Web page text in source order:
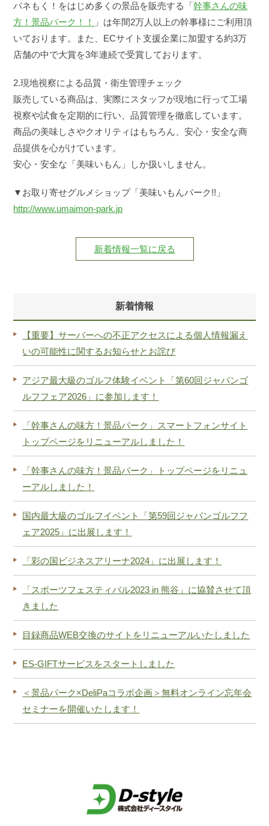
パネもく！をはじめ多くの景品を販売する「幹事さんの味
方！景品パーク！！
」は年間2万人以上の幹事様にご利用頂
いております。また、ECサイト支援企業に加盟する約3万
店舗の中で大賞を3年連続で受賞しております。
2.現地視察による品質・衛生管理チェック
販売している商品は、実際にスタッフが現地に行って工場
視察や試食を定期的に行い、品質管理を徹底しています。
商品の美味しさやクオリティはもちろん、安心・安全な商
品提供を心がけています。
安心・安全な「美味いもん」しか扱いしません。
▼お取り寄せグルメショップ「美味いもんパーク!!」
http://www.umaimon-park.jp
新着情報一覧に戻る
新着情報
【重要】サーバーへの不正アクセスによる個人情報漏え
いの可能性に関するお知らせとお詫び
アジア最大級のゴルフ体験イベント「第60回ジャパンゴ
ルフフェア2026」に参加します！
「幹事さんの味方！景品パーク」スマートフォンサイト
トップページをリニューアルしました！
「幹事さんの味方！景品パーク」トップページをリニュ
ーアルしました！
国内最大級のゴルフイベント「第59回ジャパンゴルフフ
ェア2025」に出展します！
「彩の国ビジネスアリーナ2024」に出展します！
「スポーツフェスティバル2023 in 熊谷」に協賛させて頂
きました
目録商品WEB交換のサイトをリニューアルいたしました
ES-GIFTサービスをスタートしました
＜景品パーク×DeliPaコラボ企画＞無料オンライン忘年会
セミナーを開催いたします！